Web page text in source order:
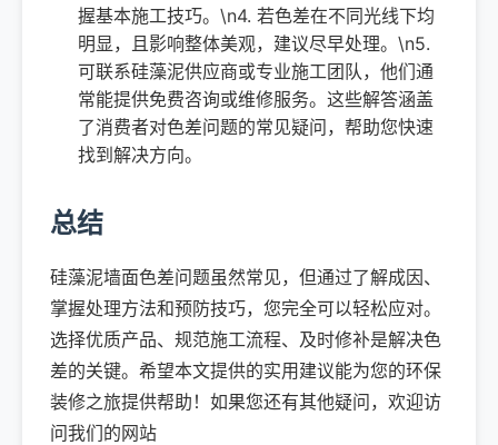
握基本施工技巧。\n4. 若色差在不同光线下均
明显，且影响整体美观，建议尽早处理。\n5.
可联系硅藻泥供应商或专业施工团队，他们通
常能提供免费咨询或维修服务。这些解答涵盖
了消费者对色差问题的常见疑问，帮助您快速
找到解决方向。
总结
硅藻泥墙面色差问题虽然常见，但通过了解成因、
掌握处理方法和预防技巧，您完全可以轻松应对。
选择优质产品、规范施工流程、及时修补是解决色
差的关键。希望本文提供的实用建议能为您的环保
装修之旅提供帮助！如果您还有其他疑问，欢迎访
问我们的网站